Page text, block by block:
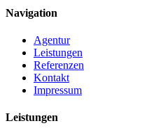
Navigation
Agentur
Leistungen
Referenzen
Kontakt
Impressum
Leistungen